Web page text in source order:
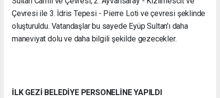
Çevresi ile 3. İdris Tepesi - Pierre Loti ve çevresi şeklinde
oluşturuldu. Vatandaşlar bu sayede Eyüp Sultan'ı daha
maneviyat dolu ve daha bilgili şekilde gezecekler.
İLK GEZİ BELEDİYE PERSONELİNE YAPILDI